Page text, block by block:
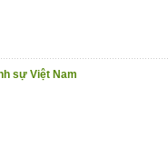
sự Việt Nam